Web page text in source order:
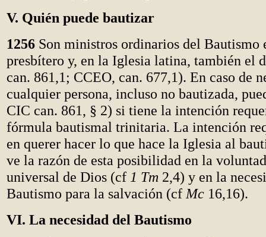
V. Quién puede bautizar
1256 Son ministros ordinarios del Bautismo
presbítero y, en la Iglesia latina, también el
can. 861,1; CCEO, can. 677,1). En caso de
cualquier persona, incluso no bautizada,
CIC can. 861, § 2) si tiene la intención
fórmula bautismal trinitaria. La intención
en querer hacer lo que hace la Iglesia al
ve la razón de esta posibilidad en la
universal de Dios (cf 1 Tm 2,4) y en la
Bautismo para la salvación (cf Mc 16,16).
VI. La necesidad del Bautismo